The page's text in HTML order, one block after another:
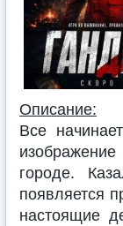
Описание:
Все
городе.
появляется
настоящие